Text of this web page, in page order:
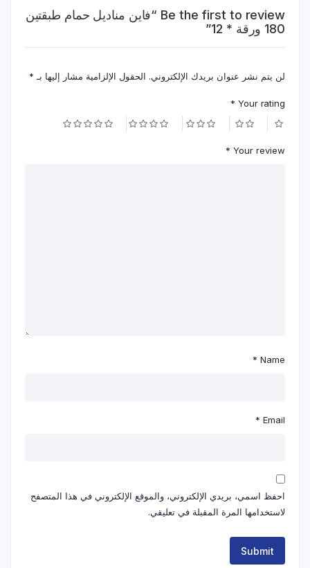
Be the first to review “فاين مناديل حمام طبقتين
180 ورقة * 12”
لن يتم نشر عنوان بريدك الإلكتروني. الحقول الإلزامية مشار إليها بـ *
Your rating
*
Your review
*
Name
*
Email
*
احفظ اسمي، بريدي الإلكتروني، والموقع الإلكتروني في هذا المتصفح
لاستخدامها المرة المقبلة في تعليقي.